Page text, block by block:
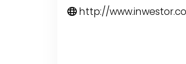
http://